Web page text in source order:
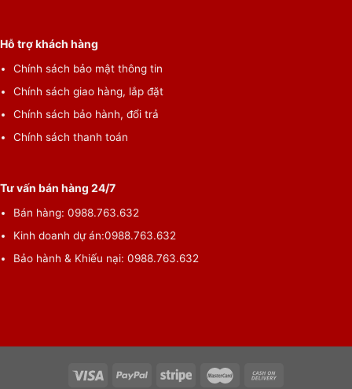
Hỗ trợ khách hàng
Chính sách bảo mật thông tin
Chính sách giao hàng, lắp đặt
Chính sách bảo hành, đổi trả
Chính sách thanh toán
Tư vấn bán hàng 24/7
Bán hàng:0988.763.632
Kinh doanh dự án:0988.763.632
Bảo hành & Khiếu nại:0988.763.632